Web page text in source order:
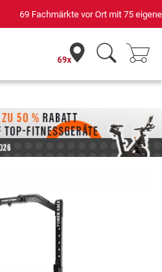
eigenen Servicetechnikern
69x